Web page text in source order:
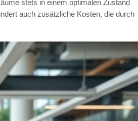
stets in einem optimalen Zustand
auch zusätzliche Kosten, die durch